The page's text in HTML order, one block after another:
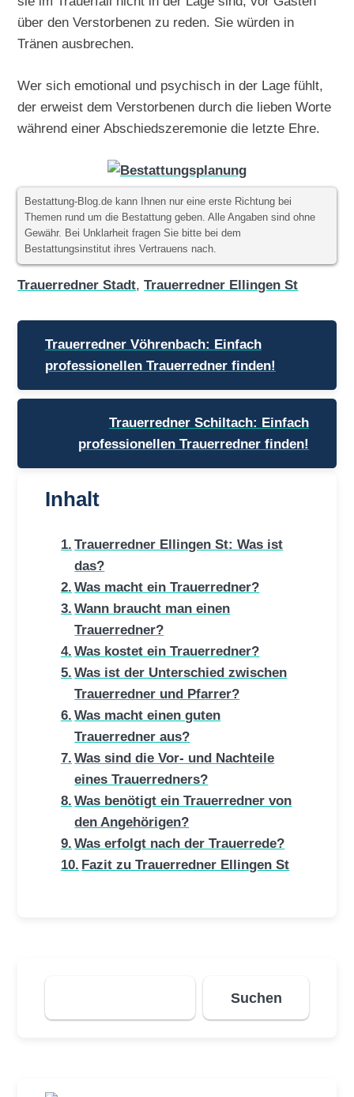
über den Verstorbenen zu reden. Sie würden in
Tränen ausbrechen.
Wer sich emotional und psychisch in der Lage fühlt,
der erweist dem Verstorbenen durch die lieben Worte
während einer Abschiedszeremonie die letzte Ehre.
Bestattung-Blog.de kann Ihnen nur eine erste Richtung bei
Themen rund um die Bestattung geben. Alle Angaben sind ohne
Gewähr. Bei Unklarheit fragen Sie bitte bei dem
Bestattungsinstitut ihres Vertrauens nach.
Trauerredner Stadt,Trauerredner Ellingen St
Beitragsnavigation
Trauerredner Vöhrenbach: Einfach
professionellen Trauerredner finden!
Trauerredner Schiltach: Einfach
professionellen Trauerredner finden!
Inhalt
Trauerredner Ellingen St: Was ist
das?
Was macht ein Trauerredner?
Wann braucht man einen
Trauerredner?
Was kostet ein Trauerredner?
Was ist der Unterschied zwischen
Trauerredner und Pfarrer?
Was macht einen guten
Trauerredner aus?
Was sind die Vor- und Nachteile
eines Trauerredners?
Was benötigt ein Trauerredner von
den Angehörigen?
Was erfolgt nach der Trauerrede?
Fazit zu Trauerredner Ellingen St
Suchen
Suchen